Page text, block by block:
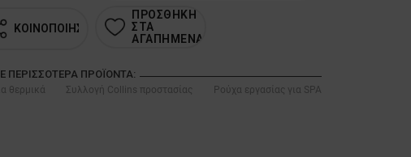
ΚΟΙΝΟΠΟΙΗΣΗ
ΠΡΟΣΘΗΚΗ
ΣΤΑ
ΑΓΑΠΗΜΕΝΑ
ΠΕΡΙΣΣΌΤΕΡΑ ΠΡΟΪΌΝΤΑ:
θερμικά Συλλογή Collins προστασίας Ρούχα εργασίας για SPA